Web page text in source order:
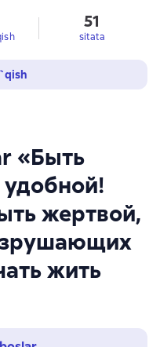
«Быть
удобной!
жертвой,
жить
51
sitata